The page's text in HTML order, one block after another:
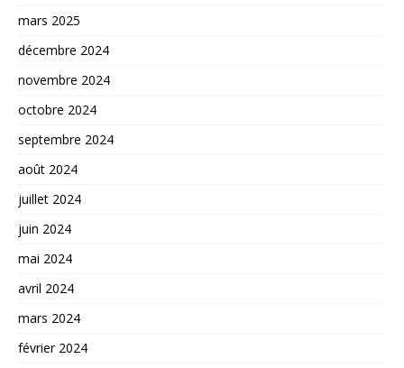
mars 2025
décembre 2024
novembre 2024
octobre 2024
septembre 2024
août 2024
juillet 2024
juin 2024
mai 2024
avril 2024
mars 2024
février 2024